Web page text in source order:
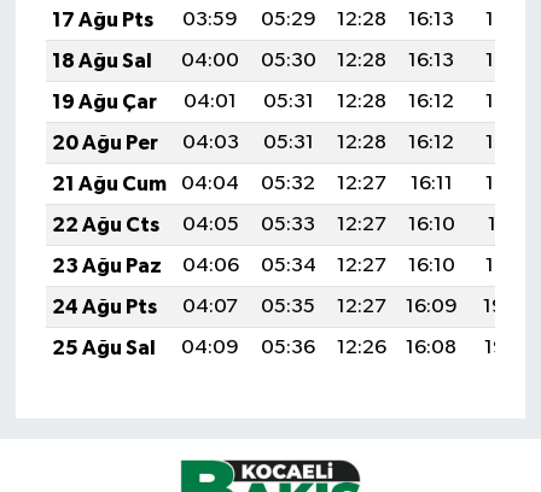
17 Ağu Pts
03:59 05:29 12:28 16:13
19:18
18 Ağu Sal
04:00 05:30 12:28 16:13
19:17
19 Ağu Çar
04:01 05:31 12:28 16:12
19:15
20 Ağu Per
04:03 05:31 12:28 16:12
19:14
21 Ağu Cum
04:04 05:32 12:27 16:11
19:13
22 Ağu Cts
04:05 05:33 12:27 16:10
19:11
23 Ağu Paz
04:06 05:34 12:27 16:10
19:10
24 Ağu Pts
04:07 05:35 12:27 16:09
19:08
25 Ağu Sal
04:09 05:36 12:26 16:08 19:07